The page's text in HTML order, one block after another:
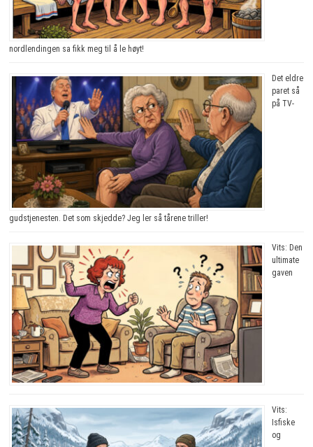
nordlendingen sa fikk meg til å le høyt!
Det eldre
paret så
på TV-
gudstjenesten. Det som skjedde? Jeg ler så tårene triller!
Vits: Den
ultimate
gaven
Vits:
Isfiske
og